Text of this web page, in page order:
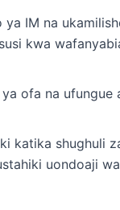
IM na
kwa
ofa na ufungue
katika shughuli
uondoaji